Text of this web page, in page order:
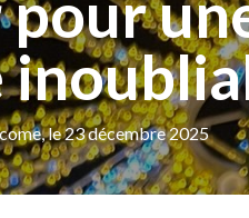
le 23 décembre 2025